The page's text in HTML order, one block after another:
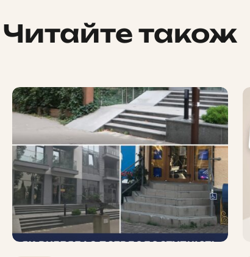
Читайте також